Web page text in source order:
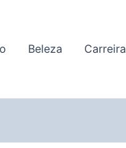
Beleza Carreira